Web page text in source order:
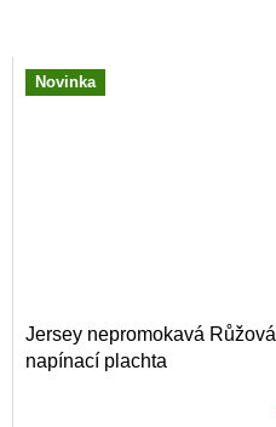
Novinka
Jersey nepromokavá Růžová
napínací plachta